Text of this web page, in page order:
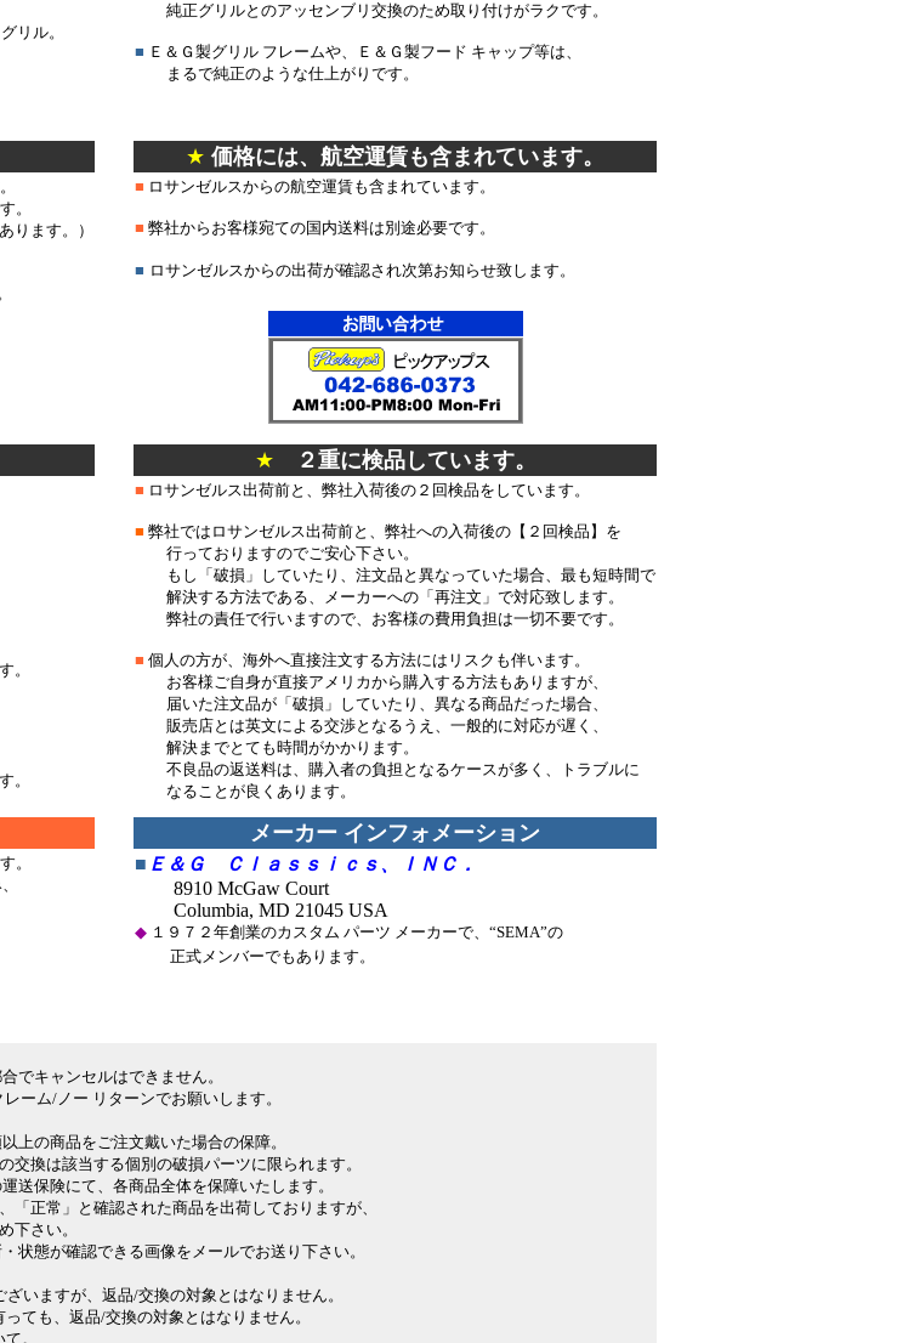
リル。
純正グリルとのアッセンブリ交換のため取り付けがラクです。
■ Ｅ＆Ｇ製グリル フレームや、Ｅ＆Ｇ製フード キャップ等は、
まるで純正のような仕上がりです。
★ 価格には、航空運賃も含まれています。
。
す。）
■ ロサンゼルスからの航空運賃も含まれています。
■ 弊社からお客様宛ての国内送料は別途必要です。
■ ロサンゼルスからの出荷が確認され次第お知らせ致します。
★ ２重に検品しています。
。
。
■ ロサンゼルス出荷前と、弊社入荷後の２回検品をしています。
■ 弊社ではロサンゼルス出荷前と、弊社への入荷後の【２回検品】を
行っておりますのでご安心下さい。
もし「破損」していたり、注文品と異なっていた場合、最も短時間で
解決する方法である、メーカーへの「再注文」で対応致します。
弊社の責任で行いますので、お客様の費用負担は一切不要です。
■ 個人の方が、海外へ直接注文する方法にはリスクも伴います。
お客様ご自身が直接アメリカから購入する方法もありますが、
届いた注文品が「破損」していたり、異なる商品だった場合、
販売店とは英文による交渉となるうえ、一般的に対応が遅く、
解決までとても時間がかかります。
不良品の返送料は、購入者の負担となるケースが多く、トラブルに
なることが良くあります。
メーカー インフォメーション
。
■ Ｅ＆Ｇ Ｃｌａｓｓｉｃｓ、ＩＮＣ．
8910 McGaw Court
Columbia, MD 21045 USA
◆ １９７２年創業のカスタム パーツ メーカーで、“SEMA”の
正式メンバーでもあります。
でキャンセルはできません。
ーム/ノー リターンでお願いします。
上の商品をご注文戴いた場合の保障。
換は該当する個別の破損パーツに限られます。
保険にて、各商品全体を保障いたします。
正常」と確認された商品を出荷しておりますが、
さい。
態が確認できる画像をメールでお送り下さい。
いますが、返品/交換の対象とはなりません。
っても、返品/交換の対象とはなりません。
。